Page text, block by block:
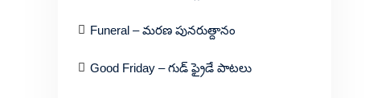
Funeral – మరణ పునరుత్దానం
Good Friday – గుడ్ ఫ్రైడే పాటలు